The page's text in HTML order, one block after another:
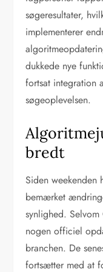
søgeresultater,
implementerer
dukkede nye
fortsat integration
søgeoplevelsen.
bredt
Siden weekenden
bemærket
synlighed.
nogen officiel
branchen. De
fortsætter med at